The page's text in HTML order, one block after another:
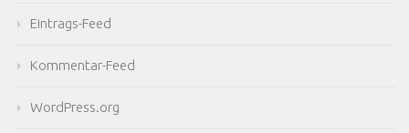
Eintrags-Feed
Kommentar-Feed
WordPress.org